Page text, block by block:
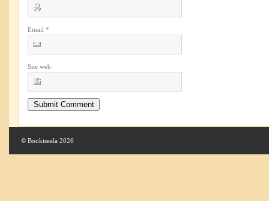
Email *
Site web
© Bookiseala 2026